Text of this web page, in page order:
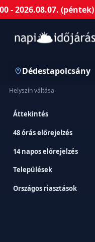
(péntek) 24:00-
Dédestapolcsány
Helyszín váltása
Áttekintés
48 órás előrejelzés
14 napos előrejelzés
Települések
Országos riasztások